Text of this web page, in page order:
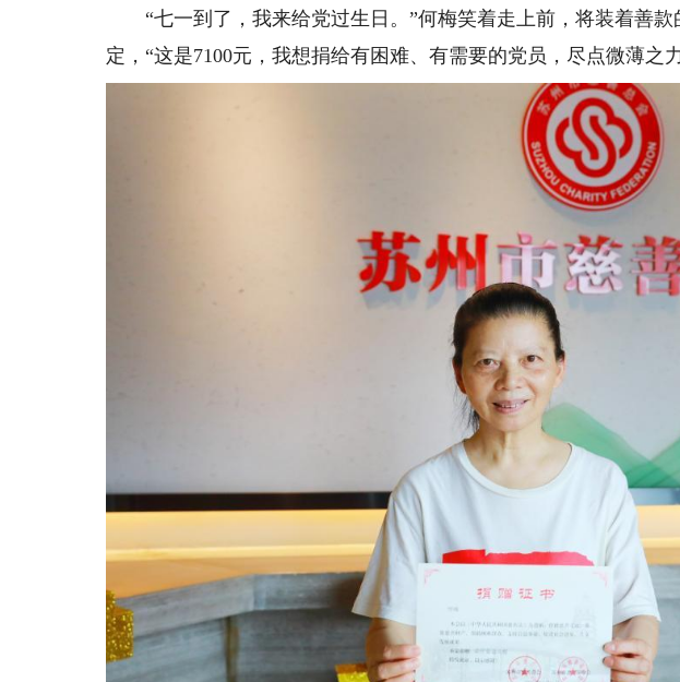
“七一到了，我来给党过生日。”何梅笑着走上前，将装着善款
定，“这是7100元，我想捐给有困难、有需要的党员，尽点微薄之